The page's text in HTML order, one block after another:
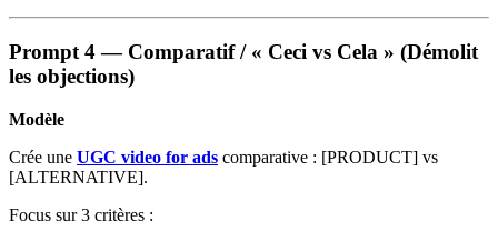
Prompt 4 — Comparatif / « Ceci vs Cela » (Démolit
les objections)
Modèle
Crée une UGC video for ads comparative : [PRODUCT] vs
[ALTERNATIVE].
Focus sur 3 critères :